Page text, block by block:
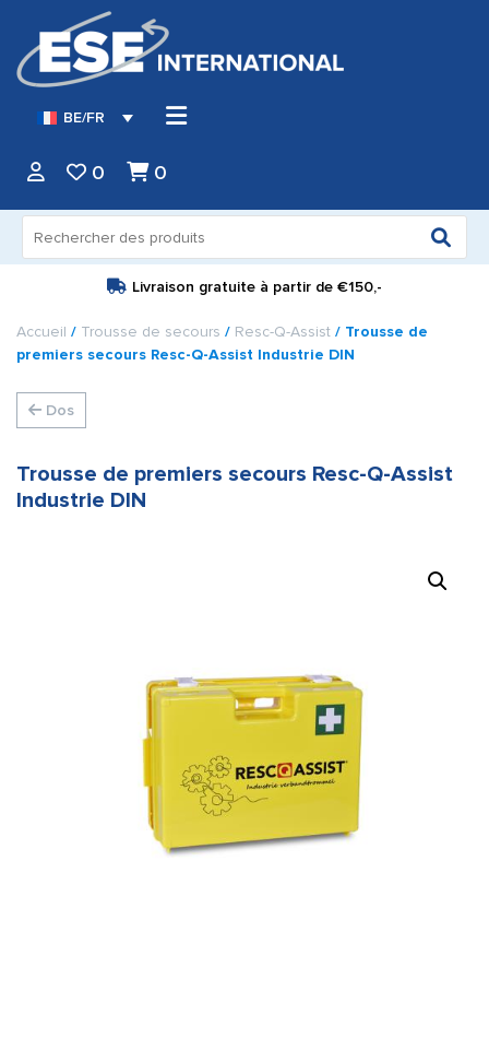
BE/FR
0 0
pour :
Livraison gratuite à partir de €150,-
Accueil / Trousse de secours / Resc-Q-Assist / Trousse de
premiers secours Resc-Q-Assist Industrie DIN
Dos
Trousse de premiers secours Resc-Q-Assist
Industrie DIN